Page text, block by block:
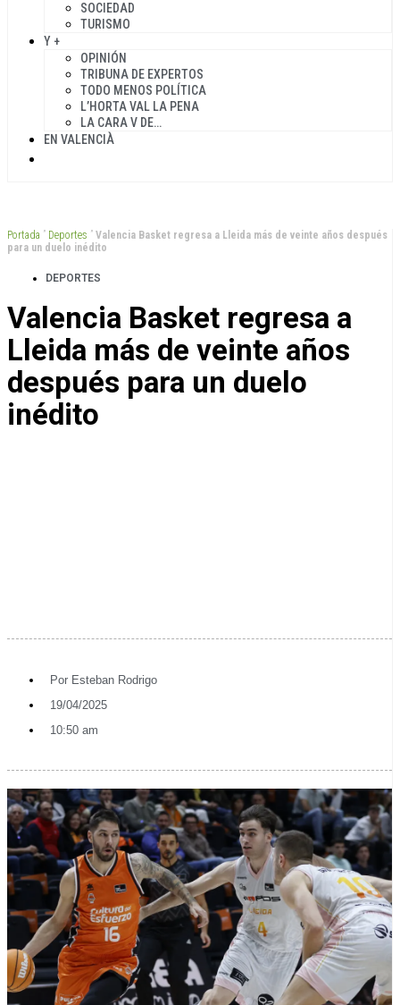
SOCIEDAD
TURISMO
Y +
OPINIÓN
TRIBUNA DE EXPERTOS
TODO MENOS POLÍTICA
L’HORTA VAL LA PENA
LA CARA V DE…
EN VALENCIÀ
Portada ” Deportes ” Valencia Basket regresa a Lleida más de veinte años después
para un duelo inédito
DEPORTES
Valencia Basket regresa a
Lleida más de veinte años
después para un duelo
inédito
Por Esteban Rodrigo
19/04/2025
10:50 am